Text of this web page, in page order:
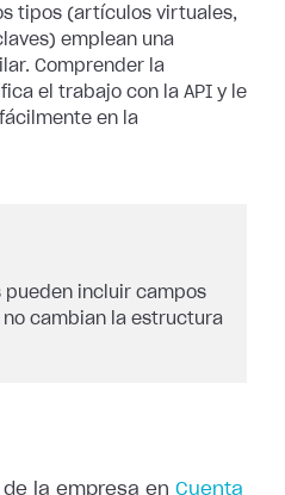
tipos (artículos virtuales,
emplean una
Comprender la
el trabajo con la API y le
en la
pueden incluir campos
cambian la estructura
de la empresa en Cuenta